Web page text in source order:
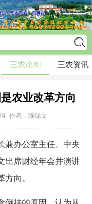
三农论剑 三农资讯
农业改革方向
作者：陈锡文
兼办公室主任、中央
出席财经年会并演讲
向。